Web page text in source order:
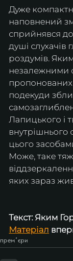
Дуже
наповнений
сприйнявся
душі слухачів
роздумів.
незалежними
пропонованих
подекуди
Лапицького і
внутрішнього
цього
Може, таке
яких зараз
Текст: Яким
Матеріал
премʼєри